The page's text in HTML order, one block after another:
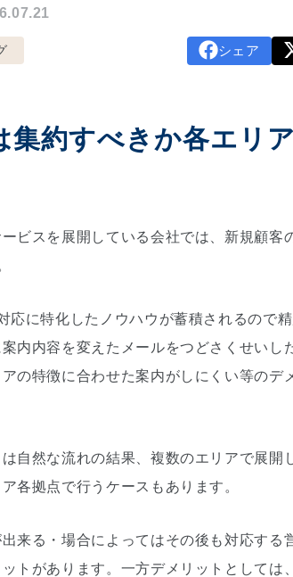
シェア
集約すべきか各エリ
ビスを展開している会社では、新規顧客
応に特化したノウハウが蓄積されるので
内内容を変えたメールをつどさくせいし
の特徴に合わせた案内がしにくい等のデ
自然な流れの結果、複数のエリアで展開
各拠点で行うケースもあります。
来る・場合によってはその後も対応する
トがあります。一方デメリットとしては